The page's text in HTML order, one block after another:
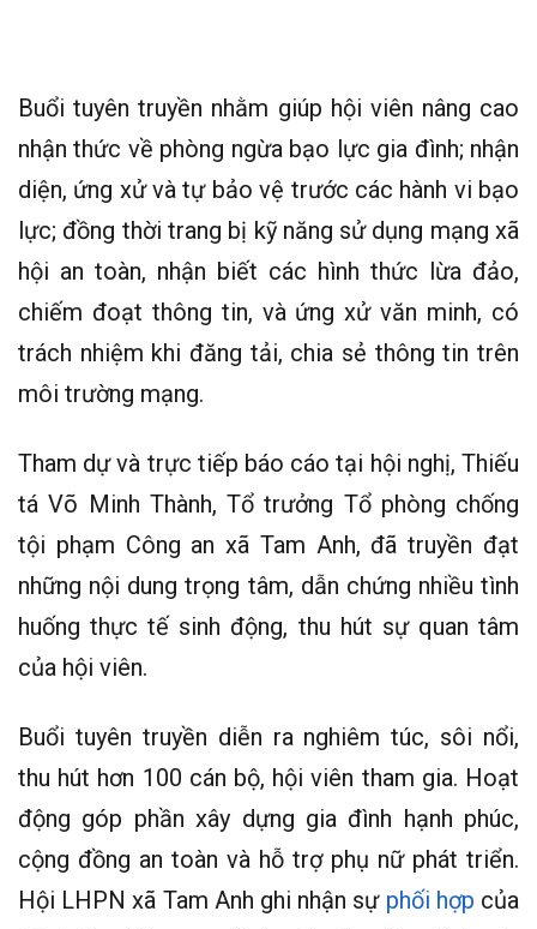
Buổi tuyên truyền nhằm giúp hội viên nâng cao
nhận thức về phòng ngừa bạo lực gia đình; nhận
diện, ứng xử và tự bảo vệ trước các hành vi bạo
lực; đồng thời trang bị kỹ năng sử dụng mạng xã
hội an toàn, nhận biết các hình thức lừa đảo,
chiếm đoạt thông tin, và ứng xử văn minh, có
trách nhiệm khi đăng tải, chia sẻ thông tin trên
môi trường mạng.
Tham dự và trực tiếp báo cáo tại hội nghị, Thiếu
tá Võ Minh Thành, Tổ trưởng Tổ phòng chống
tội phạm Công an xã Tam Anh, đã truyền đạt
những nội dung trọng tâm, dẫn chứng nhiều tình
huống thực tế sinh động, thu hút sự quan tâm
của hội viên.
Buổi tuyên truyền diễn ra nghiêm túc, sôi nổi,
thu hút hơn 100 cán bộ, hội viên tham gia. Hoạt
động góp phần xây dựng gia đình hạnh phúc,
cộng đồng an toàn và hỗ trợ phụ nữ phát triển.
Hội LHPN xã Tam Anh ghi nhận sự phối hợp của